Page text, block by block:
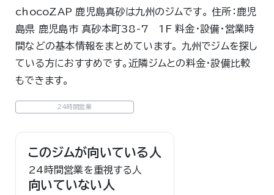
chocoZAP 鹿児島真砂は九州のジムです。 住所：鹿児
島県 鹿児島市 真砂本町38-7 1F 料金・設備・営業時
間などの基本情報をまとめています。 九州でジムを探し
ている方におすすめです。近隣ジムとの料金・設備比較
もできます。
24時間営業
このジムが向いている人
24時間営業を重視する人
向いていない人